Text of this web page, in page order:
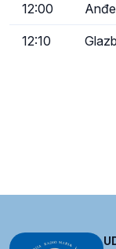
12:00
12:10